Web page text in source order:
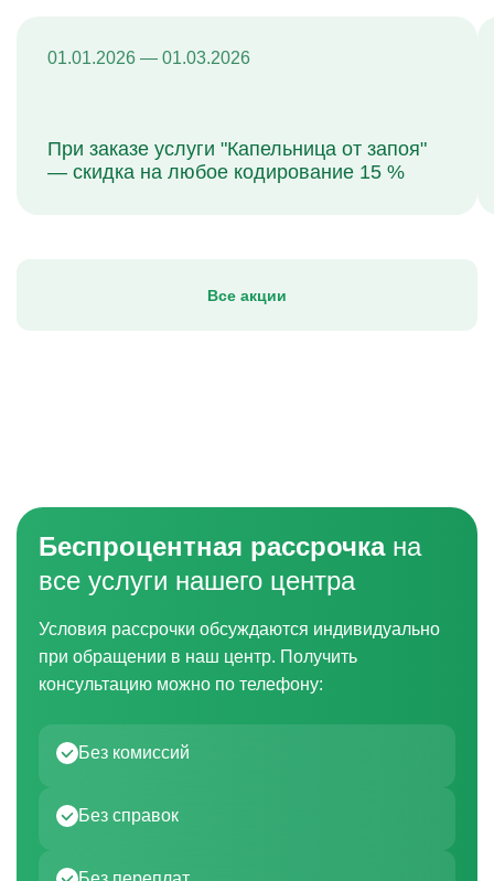
01.01.2026 — 01.03.2026
При заказе услуги "Капельница от запоя"
— скидка на любое кодирование 15 %
Все акции
Беспроцентная рассрочкана
все услуги нашего центра
Условия рассрочки обсуждаются индивидуально
при обращении в наш центр. Получить
консультацию можно по телефону:
Без комиссий
Без справок